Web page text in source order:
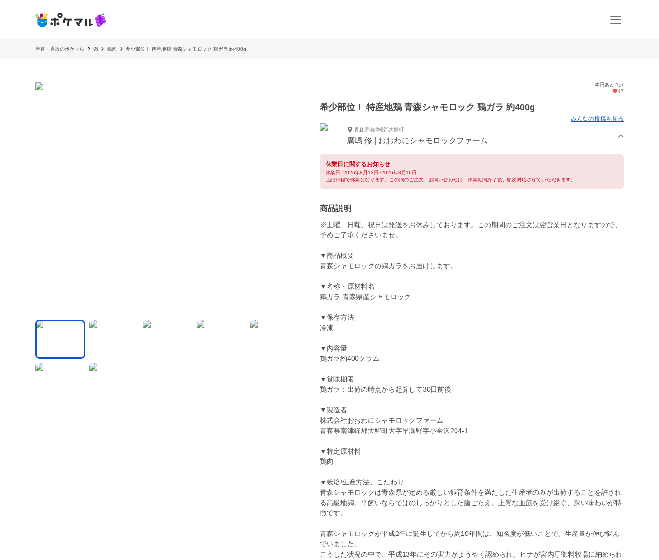
産直・通販のポケマル 肉 鶏肉 希少部位！ 特産地鶏 青森シャモロック 鶏ガラ 約400g
本日あと 1点
47
希少部位！ 特産地鶏 青森シャモロック 鶏ガラ 約400g
みんなの投稿を見る
青森県南津軽郡大鰐町
廣嶋 修 | おおわにシャモロックファーム
休業日に関するお知らせ
休業日: 2026年8月13日~2026年8月16日
上記日程で休業となります。この間のご注文、お問い合わせは、休業期間終了後、順次対応させていただきます。
商品説明
※土曜、日曜、祝日は発送をお休みしております。この期間のご注文は翌営業日となりますので、
予めご了承くださいませ。
▼商品概要
青森シャモロックの鶏ガラをお届けします。
▼名称・原材料名
鶏ガラ:青森県産シャモロック
▼保存方法
冷凍
▼内容量
鶏ガラ約400グラム
▼賞味期限
鶏ガラ：出荷の時点から起算して30日前後
▼製造者
株式会社おおわにシャモロックファーム
青森県南津軽郡大鰐町大字早瀬野字小金沢204-1
▼特定原材料
鶏肉
▼栽培/生産方法、こだわり
青森シャモロックは青森県が定める厳しい飼育条件を満たした生産者のみが出荷することを許され
る高級地鶏。平飼いならではのしっかりとした歯ごたえ。上質な血筋を受け継ぐ、深い味わいが特
徴です。
青森シャモロックが平成2年に誕生してから約10年間は、知名度が低いことで、生産量が伸び悩ん
でいました。
こうした状況の中で、平成13年にその実力がようやく認められ、ヒナが宮内庁御料牧場に納められ